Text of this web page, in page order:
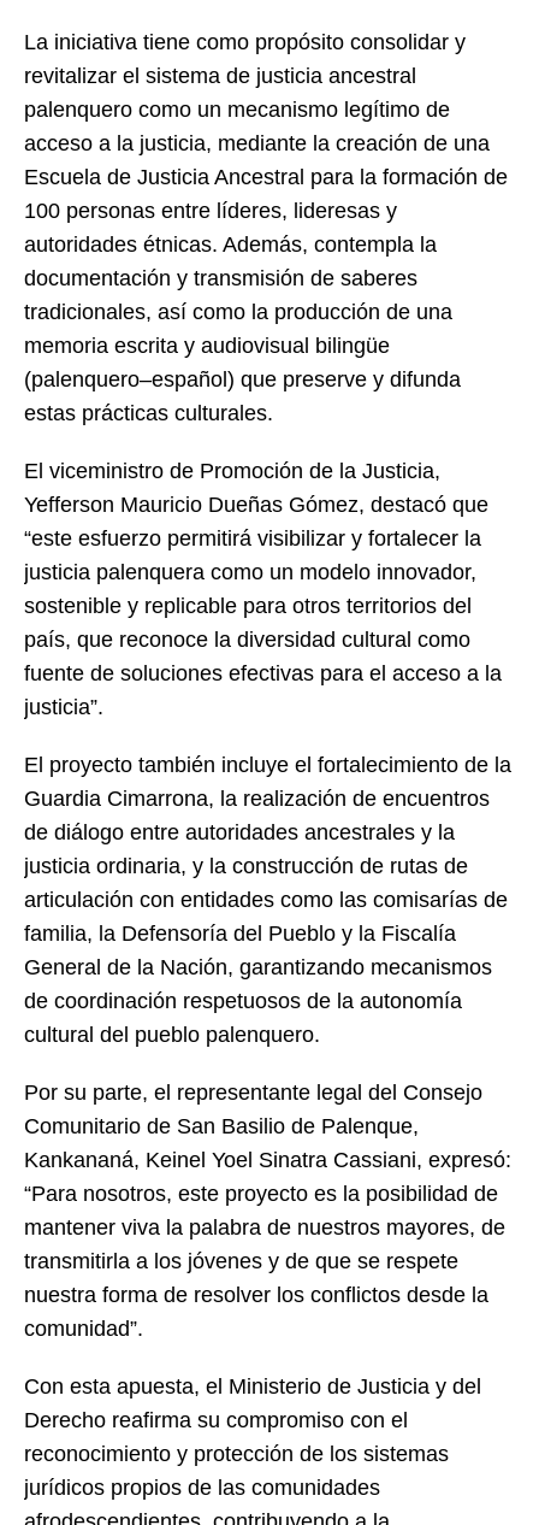
La iniciativa tiene como propósito consolidar y
revitalizar el sistema de justicia ancestral
palenquero como un mecanismo legítimo de
acceso a la justicia, mediante la creación de una
Escuela de Justicia Ancestral para la formación de
100 personas entre líderes, lideresas y
autoridades étnicas. Además, contempla la
documentación y transmisión de saberes
tradicionales, así como la producción de una
memoria escrita y audiovisual bilingüe
(palenquero–español) que preserve y difunda
estas prácticas culturales.
El viceministro de Promoción de la Justicia,
Yefferson Mauricio Dueñas Gómez, destacó que
“este esfuerzo permitirá visibilizar y fortalecer la
justicia palenquera como un modelo innovador,
sostenible y replicable para otros territorios del
país, que reconoce la diversidad cultural como
fuente de soluciones efectivas para el acceso a la
justicia”.
El proyecto también incluye el fortalecimiento de la
Guardia Cimarrona, la realización de encuentros
de diálogo entre autoridades ancestrales y la
justicia ordinaria, y la construcción de rutas de
articulación con entidades como las comisarías de
familia, la Defensoría del Pueblo y la Fiscalía
General de la Nación, garantizando mecanismos
de coordinación respetuosos de la autonomía
cultural del pueblo palenquero.
Por su parte, el representante legal del Consejo
Comunitario de San Basilio de Palenque,
Kankananá, Keinel Yoel Sinatra Cassiani, expresó:
“Para nosotros, este proyecto es la posibilidad de
mantener viva la palabra de nuestros mayores, de
transmitirla a los jóvenes y de que se respete
nuestra forma de resolver los conflictos desde la
comunidad”.
Con esta apuesta, el Ministerio de Justicia y del
Derecho reafirma su compromiso con el
reconocimiento y protección de los sistemas
jurídicos propios de las comunidades